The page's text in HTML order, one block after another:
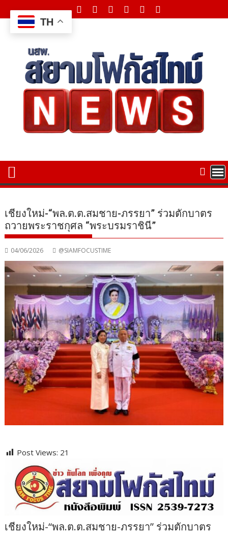
to
content
เชียงใหม่-“พล.ต.ต.สมชาย-ภรรยา” ร่วมตักบาตร
ถวายพระราชกุศล “พระบรมราชินี”
04/06/2026 @SIAMFOCUSTIME
Post Views: 21
เชียงใหม่-“พล.ต.ต.สมชาย-ภรรยา” ร่วมตักบาตร
TH